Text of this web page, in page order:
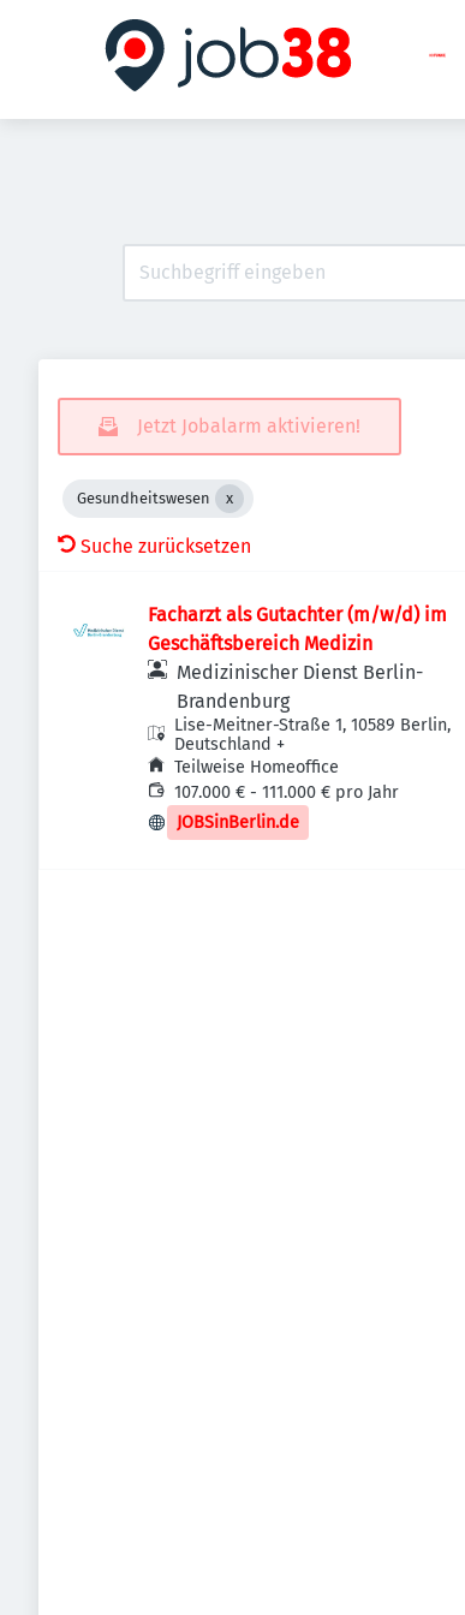
Jetzt Jobalarm aktivieren!
Gesundheitswesen
Suche zurücksetzen
Facharzt als Gutachter (m/w/d) im
Geschäftsbereich Medizin
Medizinischer Dienst Berlin-
Brandenburg
Lise-Meitner-Straße 1, 10589 Berlin,
Deutschland +
Teilweise Homeoffice
107.000 € - 111.000 € pro Jahr
JOBSinBerlin.de